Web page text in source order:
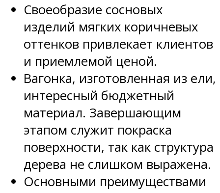
Своеобразие сосновых
изделий мягких коричневых
оттенков привлекает клиентов
и приемлемой ценой.
Вагонка, изготовленная из ели,
интересный бюджетный
материал. Завершающим
этапом служит покраска
поверхности, так как структура
дерева не слишком выражена.
Основными преимуществами